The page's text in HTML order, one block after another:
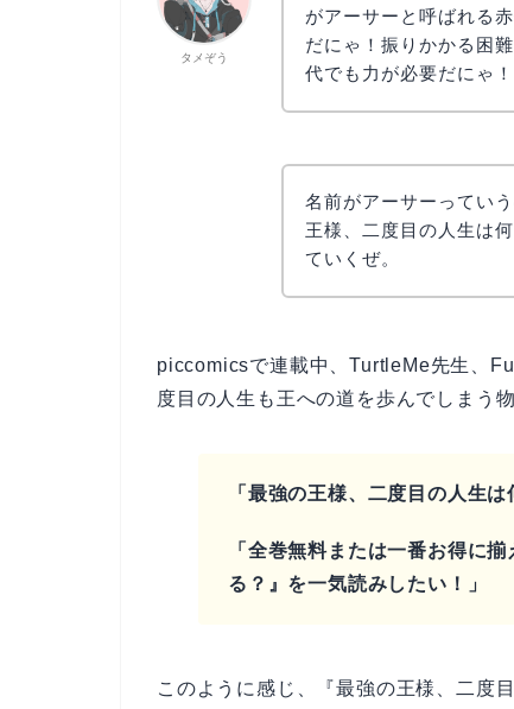
タメぞう
がアーサーと呼ばれる
だにゃ！振りかかる困
代でも力が必要だにゃ！
名前がアーサーってい
王様、二度目の人生は
ていくぜ。
piccomicsで連載中、TurtleMe先生、
度目の人生も王への道を歩んでしまう
「最強の王様、二度目の人生
「全巻無料または一番お得に
る？』を一気読みしたい！」
このように感じ、『最強の王様、二度